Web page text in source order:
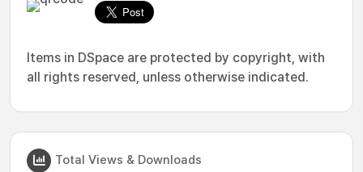
Items in DSpace are protected by copyright, with
all rights reserved, unless otherwise indicated.
Total Views & Downloads